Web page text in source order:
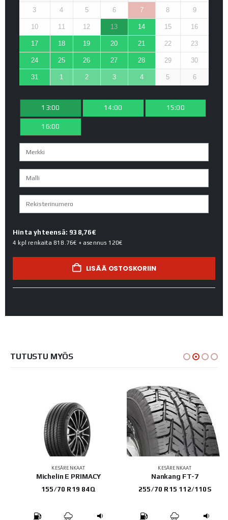
3 4 5 6 7 8 9
10 11 12 13 14 15 16
17 18 19 20 21 22 23
24 25 26 27 28 29 30
31 1 2 3 4 5 6
13:00 14:00 15:00
16:00
Hinta yhteensä: 938,76€
4 kpl renkaita 818.76€ + asennus 120€
LISÄÄ OSTOSKORIIN
TUTUSTU MYÖS
KESÄRENKAAT
Michelin E PRIMACY
155/70 R19 84Q
KESÄRENKAAT
Nankang FT-7
255/70 R15 112/110S